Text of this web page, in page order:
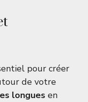
pour créer
de votre
longues en